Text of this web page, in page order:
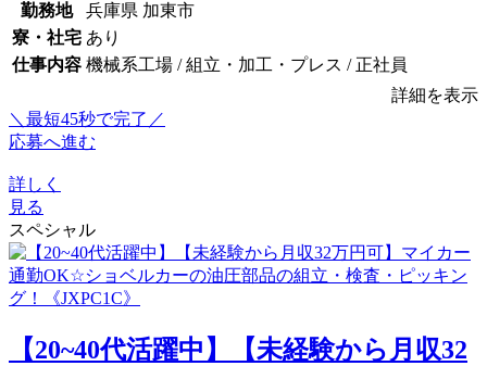
勤務地
兵庫県 加東市
寮・社宅 あり
仕事内容 機械系工場 / 組立・加工・プレス / 正社員
詳細を表示
＼最短45秒で完了／
応募へ進む
詳しく
見る
スペシャル
【20~40代活躍中】【未経験から月収32